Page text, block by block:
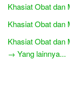
Khasiat Obat dan
Khasiat Obat dan
Khasiat Obat dan
→ Yang lainnya...